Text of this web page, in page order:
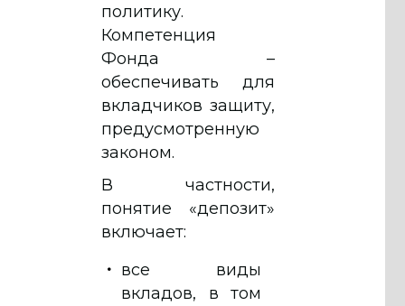
политику.
Компетенция
Фонда –
обеспечивать для
вкладчиков защиту,
предусмотренную
законом.
В частности,
понятие «депозит»
включает:
все виды
вкладов, в том